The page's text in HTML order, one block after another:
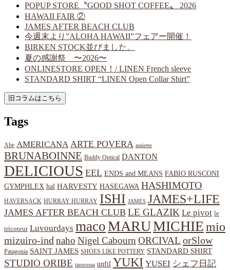
POPUP STORE〝GOOD SHOT COFFEE〟 2026
HAWAII FAIR ②
JAMES AFTER BEACH CLUB
今週末より”ALOHA HAWAII”フェアー開催！
BIRKEN STOCK並びました。
夏の感謝祭 〜2026〜
ONLINESTORE OPEN！/ LINEN French sleeve
STANDARD SHIRT “LINEN Open Collar Shirt”
Tags
Abe AMERICANA ARTE POVERA assiette
BRUNABOINNE Buddy Optical DANTON
DELICIOUS EEL ENDS and MEANS FABIO RUSCONI
GYMPHLEX hal HARVESTY HASEGAWA HASHIMOTO
HAVERSACK HURRAY HURRAY ISHI JAMES JAMES+LIFE
JAMES AFTER BEACH CLUB LE GLAZIK Le pivot le
tricoteur Luvourdays macoMARUMICHIEmio
mizuiro-ind naho Nigel Cabourn ORCIVAL orSlow
Patagonia SAINT JAMES SHOES LIKE POTTERY STANDARD SHIRT
STUDIO ORIBE tannossa unfil YUKI YUSEI シェフ日記